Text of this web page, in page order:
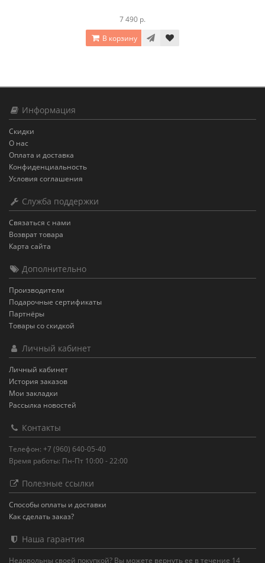
7 490 р.
В корзину
Информация
Скидки
О нас
Оплата и доставка
Конфиденциальность
Условия соглашения
Служба поддержки
Связаться с нами
Возврат товара
Карта сайта
Дополнительно
Производители
Подарочные сертификаты
Партнёры
Товары со скидкой
Личный кабинет
Личный кабинет
История заказов
Мои закладки
Рассылка новостей
Контакты
Телефон: +7 (960) 640-05-40
Время работы: Пн-Пт 10:00 - 22:00
Полезные ссылки
Способы оплаты и доставки
Как сделать заказ?
Наша гарантия
Недовольны своей покупкой? Вы можете вернуть ее в течение 14